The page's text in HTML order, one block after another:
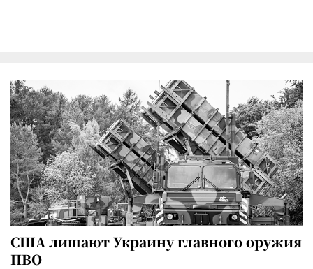
США лишают Украину главного оружия
ПВО